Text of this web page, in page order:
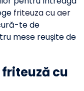
friteuza cu aer
te de
mese reușite de
cu